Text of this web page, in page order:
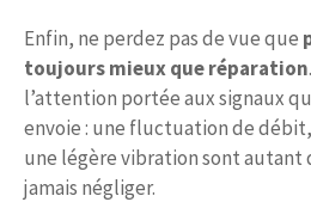
Enfin, ne perdez pas de vue que
toujours mieux que réparation
l’attention portée aux signaux
envoie : une fluctuation de
une légère vibration sont autant
jamais négliger.